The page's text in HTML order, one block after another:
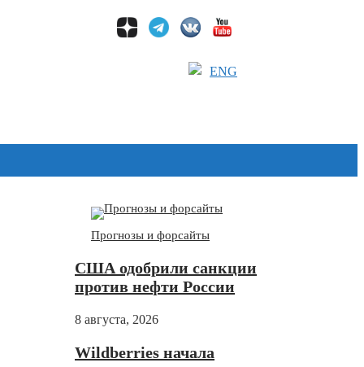
ENG
Прогнозы и форсайты
США одобрили санкции
против нефти России
8 августа, 2026
Wildberries начала